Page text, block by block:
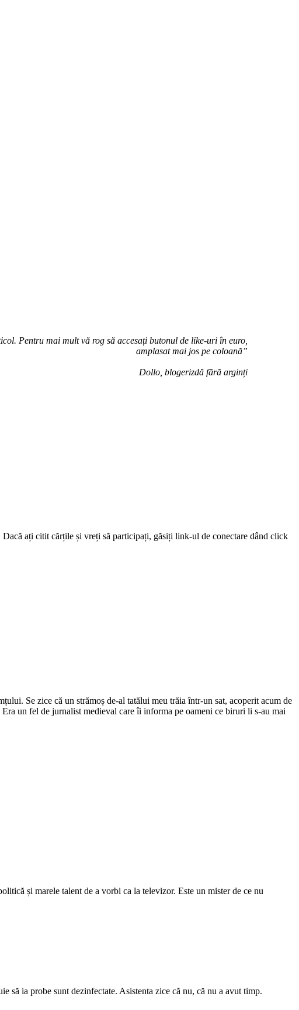
Pentru mai mult vă rog să accesați butonul de like-uri în euro,
amplasat mai jos pe coloană”
Dollo, blogerizdă fără arginți
ați citit cărțile și vreți să participați, găsiți link-ul de conectare dând click
Se zice că un strămoș de-al tatălui meu trăia într-un sat, acoperit acum de
un fel de jurnalist medieval care îi informa pe oameni ce biruri li s-au mai
și marele talent de a vorbi ca la televizor. Este un mister de ce nu
să ia probe sunt dezinfectate. Asistenta zice că nu, că nu a avut timp.